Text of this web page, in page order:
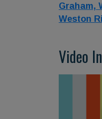
Graham,
Weston
Video